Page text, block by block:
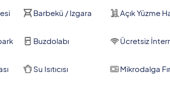
sizi bekliyor olacak. Tatil boyunca, sadece
yapabilmeniz de mümkün. Bu villaları bir
bir tatil geçirebilirsiniz.
Barbekü / Izgara Açık Yüzme
Buzdolabı Ücretsiz
Su Isıtıcısı Mikrodalga